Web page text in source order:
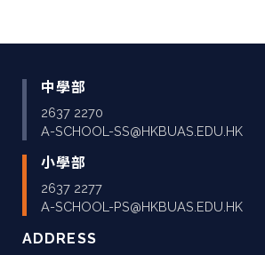
中學部
2637 2270
A-SCHOOL-SS@HKBUAS.EDU.HK
小學部
2637 2277
A-SCHOOL-PS@HKBUAS.EDU.HK
ADDRESS